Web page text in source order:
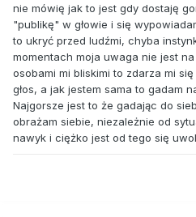
nie mówię jak to jest gdy dostaję
"publikę" w głowie i się
to ukryć przed ludźmi, chyba
momentach moja uwaga nie jest
osobami mi bliskimi to zdarza mi
głos, a jak jestem sama to gadam
Najgorsze jest to że gadając do
obrażam siebie, niezależnie od
nawyk i ciężko jest od tego się